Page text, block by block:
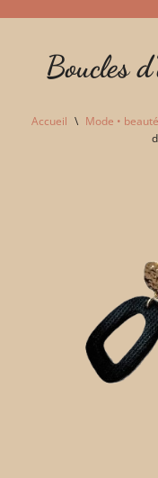
Boucles
Accueil \ Mode • beauté